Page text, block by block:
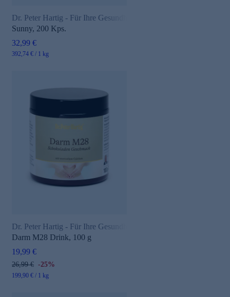
Dr. Peter Hartig - Für Ihre Gesundheit
Sunny, 200 Kps.
32,99 €
392,74 € / 1 kg
Dr. Peter Hartig - Für Ihre Gesundheit
Darm M28 Drink, 100 g
19,99 €
26,99 € -25%
199,90 € / 1 kg